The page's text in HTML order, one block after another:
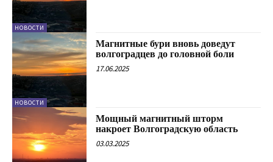
НОВОСТИ
НОВОСТИ
Магнитные бури вновь доведут
волгоградцев до головной боли
17.06.2025
Мощный магнитный шторм
накроет Волгоградскую область
03.03.2025